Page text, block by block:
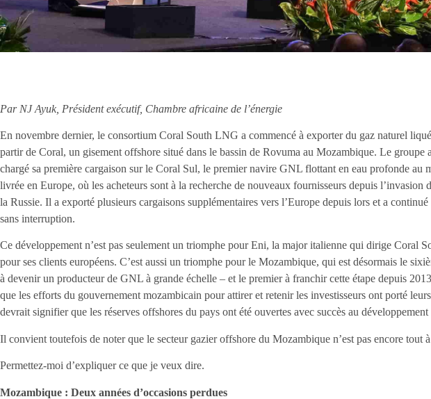
Par NJ Ayuk, Président exécutif, Chambre africaine de l’énergie
En novembre dernier, le consortium Coral South LNG a commencé à exporter du gaz naturel
partir de Coral, un gisement offshore situé dans le bassin de Rovuma au Mozambique. Le groupe
chargé sa première cargaison sur le Coral Sul, le premier navire GNL flottant en eau profonde au
livrée en Europe, où les acheteurs sont à la recherche de nouveaux fournisseurs depuis l’invasion
la Russie. Il a exporté plusieurs cargaisons supplémentaires vers l’Europe depuis lors et a
sans interruption.
Ce développement n’est pas seulement un triomphe pour Eni, la major italienne qui dirige Coral
pour ses clients européens. C’est aussi un triomphe pour le Mozambique, qui est désormais le
à devenir un producteur de GNL à grande échelle – et le premier à franchir cette étape depuis
que les efforts du gouvernement mozambicain pour attirer et retenir les investisseurs ont porté
devrait signifier que les réserves offshores du pays ont été ouvertes avec succès au
Il convient toutefois de noter que le secteur gazier offshore du Mozambique n’est pas encore tout
Permettez-moi d’expliquer ce que je veux dire.
Mozambique : Deux années d’occasions perdues